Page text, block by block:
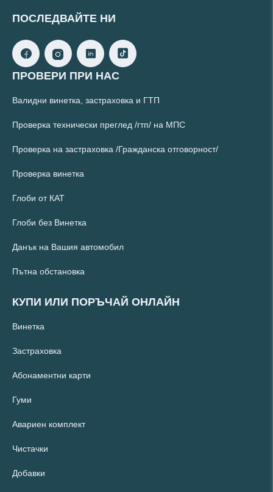
ПОСЛЕДВАЙТЕ НИ
ПРОВЕРИ ПРИ НАС
Валидни винетка, застраховка и ГТП
Проверка технически преглед /гтп/ на МПС
Проверка на застраховка /Гражданска отговорност/
Проверка винетка
Глоби от КАТ
Глоби без Винетка
Данък на Вашия автомобил
Пътна обстановка
КУПИ ИЛИ ПОРЪЧАЙ ОНЛАЙН
Винетка
Застраховка
Абонаментни карти
Гуми
Авариен комплект
Чистачки
Добавки